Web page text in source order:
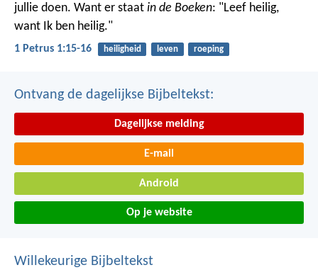
jullie doen. Want er staat in de Boeken: "Leef heilig,
want Ik ben heilig."
1 Petrus 1:15-16 heiligheid leven roeping
Ontvang de dagelijkse Bijbeltekst:
Dagelijkse melding
E-mail
Android
Op je website
Willekeurige Bijbeltekst